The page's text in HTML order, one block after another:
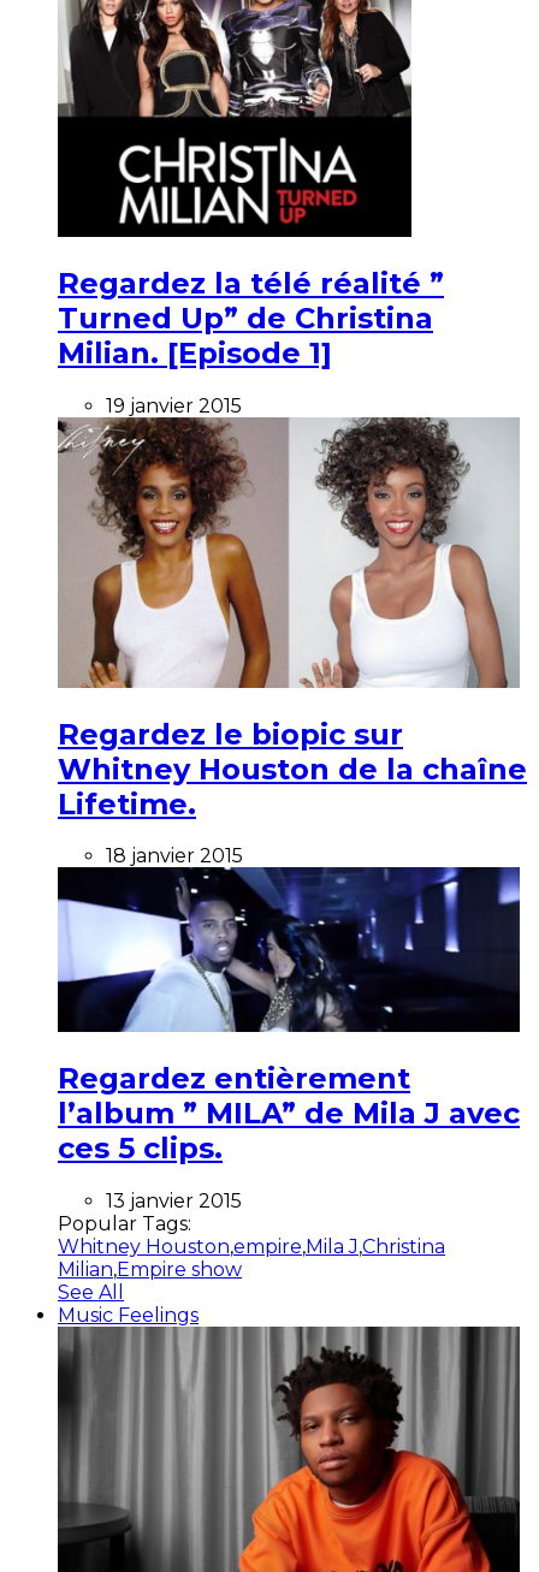
Regardez la télé réalité ”
Turned Up” de Christina
Milian. [Episode 1]
19 janvier 2015
Regardez le biopic sur
Whitney Houston de la chaîne
Lifetime.
18 janvier 2015
Regardez entièrement
l’album ” MILA” de Mila J avec
ces 5 clips.
13 janvier 2015
Popular Tags:
Whitney Houston,empire,Mila J,Christina
Milian,Empire show
See All
Music Feelings